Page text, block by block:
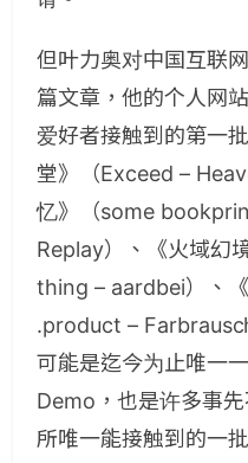
但叶力奥对中国互联
篇文章，他的个人网
爱好者接触到的第一
堂》（Exceed –
忆》（some
Replay）、《火域幻
thing – aardbei）、
.product –
可能是迄今为止唯一
Demo，也是许多事
所唯一能接触到的一批